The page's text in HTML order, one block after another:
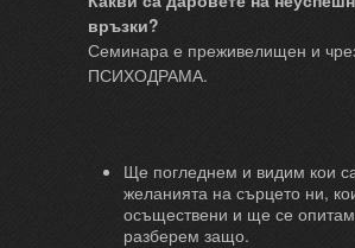
връзки?
Семинара е преживелищен и
ПСИХОДРАМА.
Ще погледнем и видим кои
желанията на сърцето ни,
осъществени и ще се
разберем защо.